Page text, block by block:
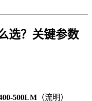
选？关键参数
500LM （流明）